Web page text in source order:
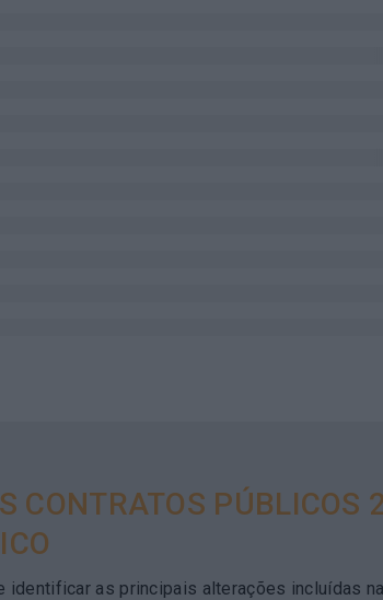
CONTRATOS PÚBLICOS
as principais alterações incluídas